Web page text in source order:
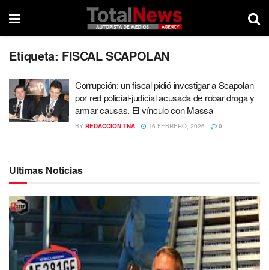
Etiqueta: FISCAL SCAPOLAN
Corrupción: un fiscal pidió investigar a Scapolan
por red policial-judicial acusada de robar droga y
armar causas. El vínculo con Massa
BY REDACCION TNA 16 FEBRERO, 2026 0
Ultimas Noticias